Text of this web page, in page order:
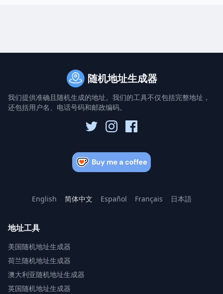
随机地址生成器
我们提供准确且随机生成的地址。我们的工具不仅包括完整地址，
还包括用户名、电话号码和邮政编码。
English 简体中文 Español Français 日本語
地址工具
美国随机地址生成器
荷兰随机地址生成器
澳大利亚随机地址生成器
英国随机地址生成器